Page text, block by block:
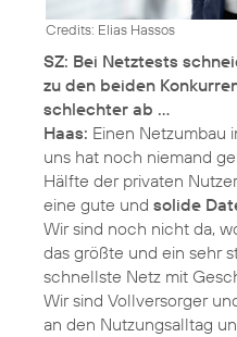
Credits: Elias Hassos
SZ: Bei Netztests
zu den beiden
schlechter ab ...
Haas: Einen Netzumbau
uns hat noch niemand
Hälfte der privaten
eine gute und solide
Wir sind noch nicht da,
das größte und ein sehr
schnellste Netz mit
Wir sind Vollversorger
an den Nutzungsalltag